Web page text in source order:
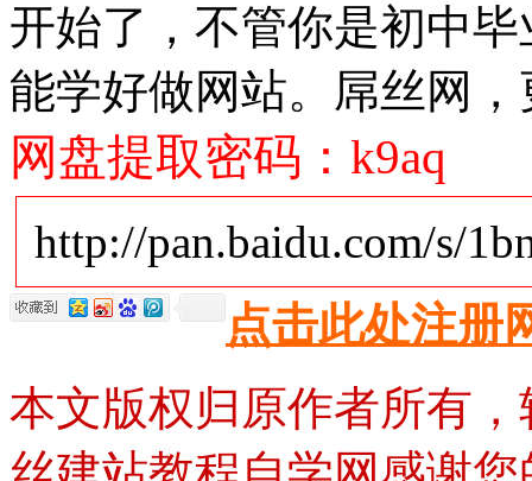
开始了，不管你是初中
能学好做网站。屌丝网
网盘提取密码：k9aq
http://pan.baidu.com/s/
点击此处注册
本文版权归原作者所有